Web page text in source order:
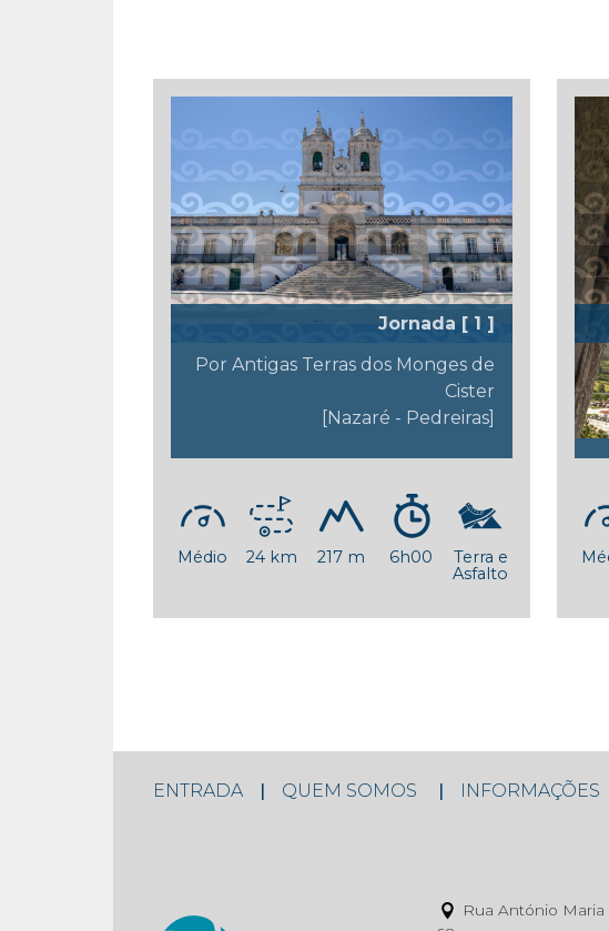
Lista de Jornadas
Jornada [ 1 ]
Por Antigas Terras dos Monges de
Cister
[Nazaré - Pedreiras]
Médio 24 km 217 m 6h00
Terra e
Asfalto
ENTRADA QUEM SOMOS INFORMAÇÕES
Rua António Maria